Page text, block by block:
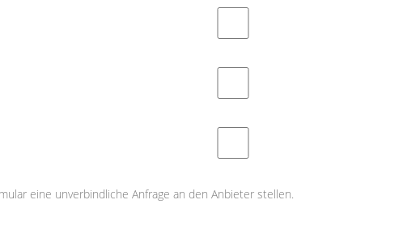
eine unverbindliche Anfrage an den Anbieter stellen.